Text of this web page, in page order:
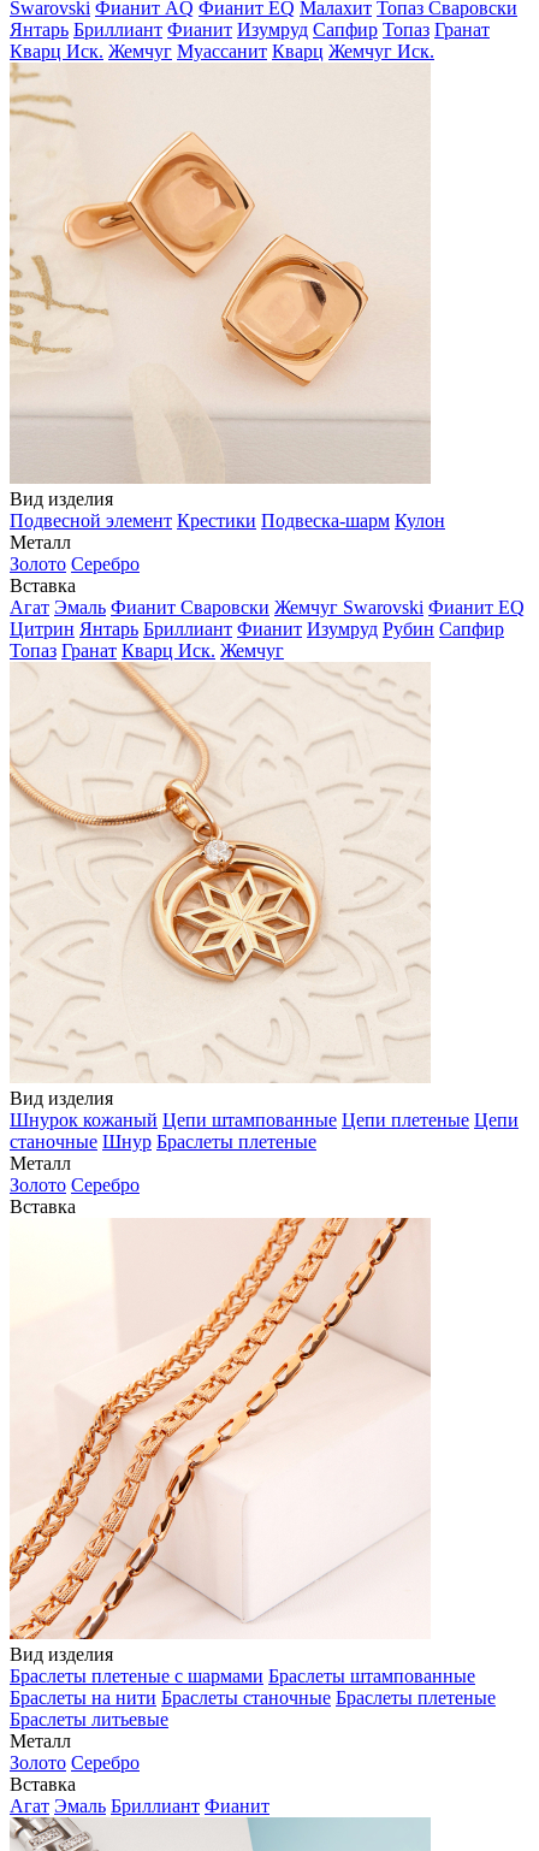
Swarovski Фианит AQ Фианит EQ Малахит Топаз Сваровски
Янтарь Бриллиант Фианит Изумруд Сапфир Топаз Гранат
Кварц Иск. Жемчуг Муассанит Кварц Жемчуг Иск.
Вид изделия
Подвесной элемент Крестики Подвеска-шарм Кулон
Металл
Золото Серебро
Вставка
Агат Эмаль Фианит Сваровски Жемчуг Swarovski Фианит EQ
Цитрин Янтарь Бриллиант Фианит Изумруд Рубин Сапфир
Топаз Гранат Кварц Иск. Жемчуг
Вид изделия
Шнурок кожаный Цепи штампованные Цепи плетеные Цепи
станочные Шнур Браслеты плетеные
Металл
Золото Серебро
Вставка
Вид изделия
Браслеты плетеные с шармами Браслеты штампованные
Браслеты на нити Браслеты станочные Браслеты плетеные
Браслеты литьевые
Металл
Золото Серебро
Вставка
Агат Эмаль Бриллиант Фианит